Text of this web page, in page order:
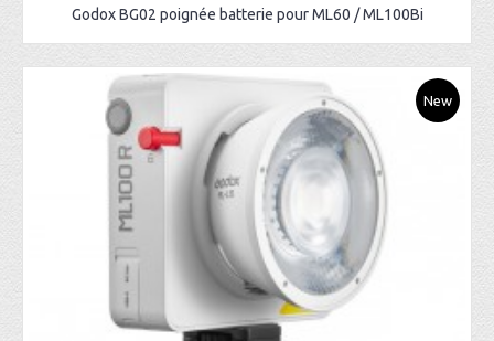
Godox BG02 poignée batterie pour ML60 / ML100Bi
New